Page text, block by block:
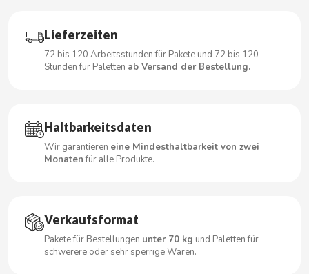
CERDÁN CARAMELOS
CHEETOS
CHIPS AHOY
CHUPA CHUPS
Lieferzeiten
72 bis 120 Arbeitsstunden für Pakete und 72 bis 120
Stunden für Paletten ab Versand der Bestellung.
Haltbarkeitsdaten
Wir garantieren eine Mindesthaltbarkeit von zwei
Monatenfür alle Produkte.
Verkaufsformat
Pakete für Bestellungen unter 70 kg und Paletten für
schwerere oder sehr sperrige Waren.